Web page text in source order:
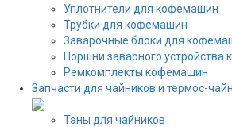
Уплотнители для кофемашин
Трубки для кофемашин
Заварочные блоки для
Поршни заварного устройства
Ремкомплекты кофемашин
Запчасти для чайников и термос-
Тэны для чайников